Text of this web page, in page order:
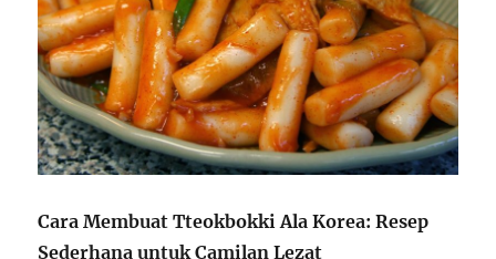
Cara Membuat Tteokbokki Ala Korea: Resep
Sederhana untuk Camilan Lezat